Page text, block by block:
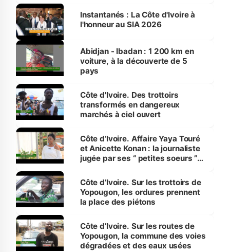
Instantanés : La Côte d'Ivoire à
l'honneur au SIA 2026
Abidjan - Ibadan : 1 200 km en
voiture, à la découverte de 5
pays
Côte d'Ivoire. Des trottoirs
transformés en dangereux
marchés à ciel ouvert
Côte d’Ivoire. Affaire Yaya Touré
et Anicette Konan : la journaliste
jugée par ses “ petites soeurs ”
Côte d’Ivoire. Sur les trottoirs de
Yopougon, les ordures prennent
la place des piétons
Côte d’Ivoire. Sur les routes de
Yopougon, la commune des voies
dégradées et des eaux usées